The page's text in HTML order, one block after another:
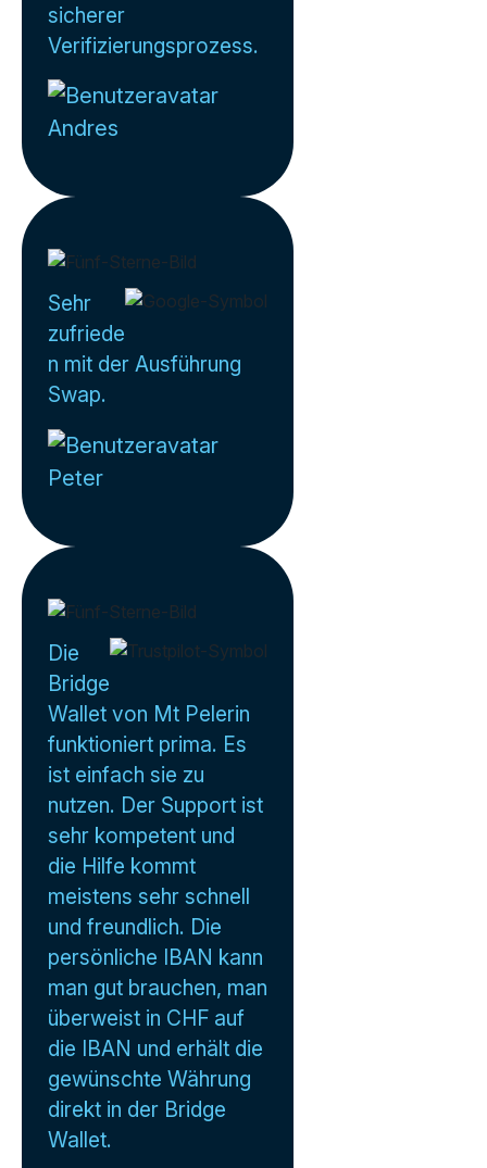
sicherer
Verifizierungsprozess.
Andres
Sehr
zufriede
n mit der Ausführung
Swap.
Peter
Die
Bridge
Wallet von Mt Pelerin
funktioniert prima. Es
ist einfach sie zu
nutzen. Der Support ist
sehr kompetent und
die Hilfe kommt
meistens sehr schnell
und freundlich. Die
persönliche IBAN kann
man gut brauchen, man
überweist in CHF auf
die IBAN und erhält die
gewünschte Währung
direkt in der Bridge
Wallet.